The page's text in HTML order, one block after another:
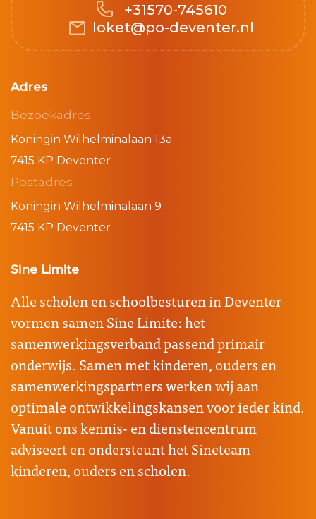
+31570-745610
loket@po-deventer.nl
Adres
Bezoekadres
Koningin Wilhelminalaan 13a
7415 KP Deventer
Postadres
Koningin Wilhelminalaan 9
7415 KP Deventer
Sine Limite
Alle scholen en schoolbesturen in Deventer
vormen samen Sine Limite: het
samenwerkingsverband passend primair
onderwijs. Samen met kinderen, ouders en
samenwerkingspartners werken wij aan
optimale ontwikkelingskansen voor ieder kind.
Vanuit ons kennis- en dienstencentrum
adviseert en ondersteunt het Sineteam
kinderen, ouders en scholen.